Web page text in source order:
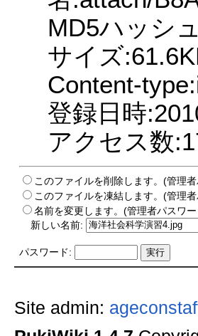
MD5ハッシ
サイズ
Content-
登録日時
アクセス数
このファイルを削除します。(管理
このファイルを凍結します。(管理
名前を変更します。(管理者パスワ
新しい名前:
パスワード:
Site admin: